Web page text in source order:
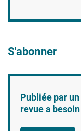
S'abonner
Publiée par un
revue a